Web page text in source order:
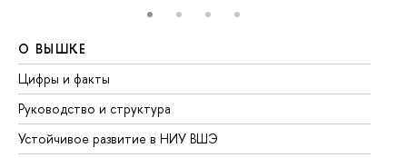
О ВЫШКЕ
Цифры и факты
Руководство и структура
Устойчивое развитие в НИУ ВШЭ